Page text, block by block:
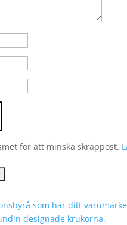
för att minska skräppost.
som har ditt
designade krukorna.